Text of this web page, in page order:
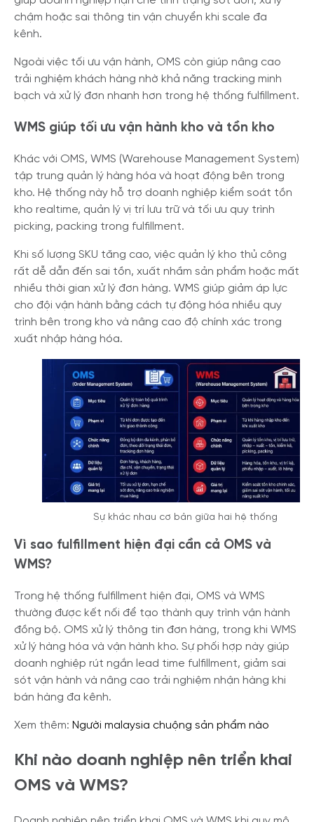
chậm hoặc sai thông tin vận chuyển khi scale đa
kênh.
Ngoài việc tối ưu vận hành, OMS còn giúp nâng cao
trải nghiệm khách hàng nhờ khả năng tracking minh
bạch và xử lý đơn nhanh hơn trong hệ thống fulfillment.
WMS giúp tối ưu vận hành kho và tồn kho
Khác với OMS, WMS (Warehouse Management System)
tập trung quản lý hàng hóa và hoạt động bên trong
kho. Hệ thống này hỗ trợ doanh nghiệp kiểm soát tồn
kho realtime, quản lý vị trí lưu trữ và tối ưu quy trình
picking, packing trong fulfillment.
Khi số lượng SKU tăng cao, việc quản lý kho thủ công
rất dễ dẫn đến sai tồn, xuất nhầm sản phẩm hoặc mất
nhiều thời gian xử lý đơn hàng. WMS giúp giảm áp lực
cho đội vận hành bằng cách tự động hóa nhiều quy
trình bên trong kho và nâng cao độ chính xác trong
xuất nhập hàng hóa.
Sự khác nhau cơ bản giữa hai hệ thống
Vì sao fulfillment hiện đại cần cả OMS và
WMS?
Trong hệ thống fulfillment hiện đại, OMS và WMS
thường được kết nối để tạo thành quy trình vận hành
đồng bộ. OMS xử lý thông tin đơn hàng, trong khi WMS
xử lý hàng hóa và vận hành kho. Sự phối hợp này giúp
doanh nghiệp rút ngắn lead time fulfillment, giảm sai
sót vận hành và nâng cao trải nghiệm nhận hàng khi
bán hàng đa kênh.
Xem thêm: Người malaysia chuộng sản phẩm nào
Khi nào doanh nghiệp nên triển khai
OMS và WMS?